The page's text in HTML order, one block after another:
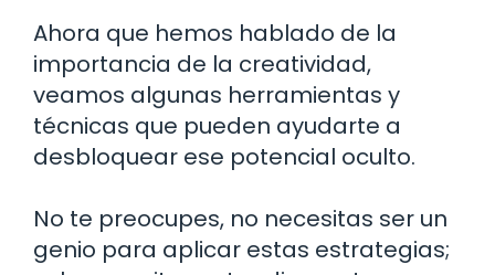
Ahora que hemos hablado de la
importancia de la creatividad,
veamos algunas herramientas y
técnicas que pueden ayudarte a
desbloquear ese potencial oculto.
No te preocupes, no necesitas ser un
genio para aplicar estas estrategias;